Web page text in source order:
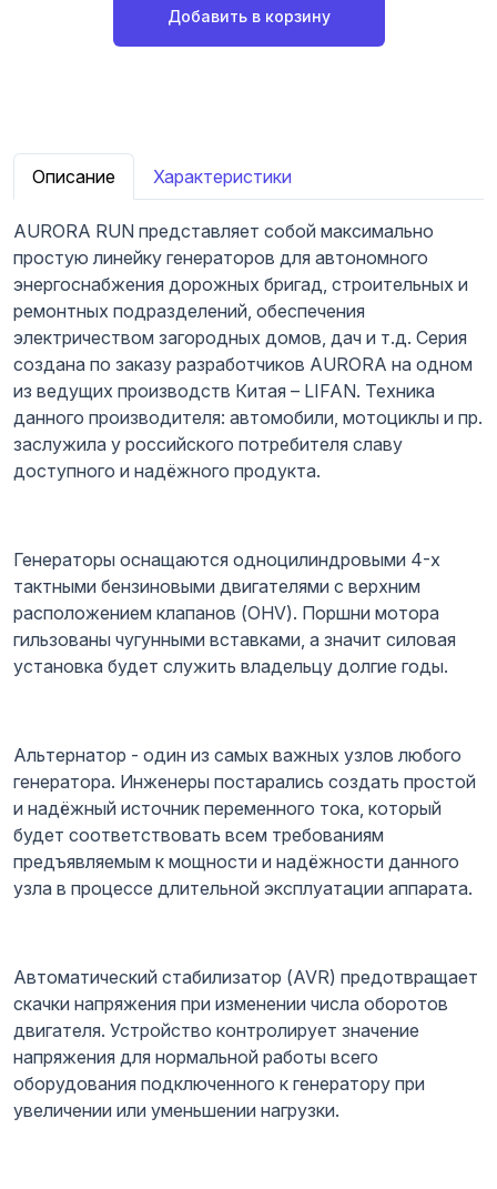
Добавить в корзину
Описание Характеристики
AURORA RUN представляет собой максимально
простую линейку генераторов для автономного
энергоснабжения дорожных бригад, строительных и
ремонтных подразделений, обеспечения
электричеством загородных домов, дач и т.д. Серия
создана по заказу разработчиков AURORA на одном
из ведущих производств Китая – LIFAN. Техника
данного производителя: автомобили, мотоциклы и пр.
заслужила у российского потребителя славу
доступного и надёжного продукта.
Генераторы оснащаются одноцилиндровыми 4-х
тактными бензиновыми двигателями с верхним
расположением клапанов (OHV). Поршни мотора
гильзованы чугунными вставками, а значит силовая
установка будет служить владельцу долгие годы.
Альтернатор - один из самых важных узлов любого
генератора. Инженеры постарались создать простой
и надёжный источник переменного тока, который
будет соответствовать всем требованиям
предъявляемым к мощности и надёжности данного
узла в процессе длительной эксплуатации аппарата.
Автоматический стабилизатор (AVR) предотвращает
скачки напряжения при изменении числа оборотов
двигателя. Устройство контролирует значение
напряжения для нормальной работы всего
оборудования подключенного к генератору при
увеличении или уменьшении нагрузки.